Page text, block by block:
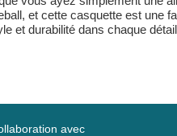
et cette casquette est une
et durabilité dans chaque
avec